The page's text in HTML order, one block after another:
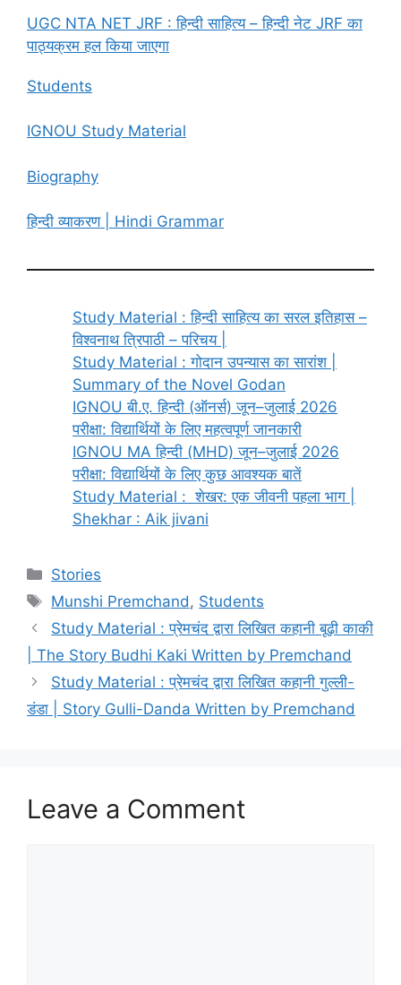
UGC NTA NET JRF : हिन्दी साहित्य – हिन्दी नेट JRF का
पाठ्यक्रम हल किया जाएगा
Students
IGNOU Study Material
Biography
हिन्दी व्याकरण | Hindi Grammar
Study Material : हिन्दी साहित्य का सरल इतिहास –
विश्वनाथ त्रिपाठी – परिचय |
Study Material : गोदान उपन्यास का सारांश |
Summary of the Novel Godan
IGNOU बी.ए. हिन्दी (ऑनर्स) जून–जुलाई 2026
परीक्षा: विद्यार्थियों के लिए महत्वपूर्ण जानकारी
IGNOU MA हिन्दी (MHD) जून–जुलाई 2026
परीक्षा: विद्यार्थियों के लिए कुछ आवश्यक बातें
Study Material : शेखर: एक जीवनी पहला भाग |
Shekhar : Aik jivani
Stories
Munshi Premchand, Students
Study Material : प्रेमचंद द्वारा लिखित कहानी बूढ़ी काकी
| The Story Budhi Kaki Written by Premchand
Study Material : प्रेमचंद द्वारा लिखित कहानी गुल्‍ली-
डंडा | Story Gulli-Danda Written by Premchand
Leave a Comment